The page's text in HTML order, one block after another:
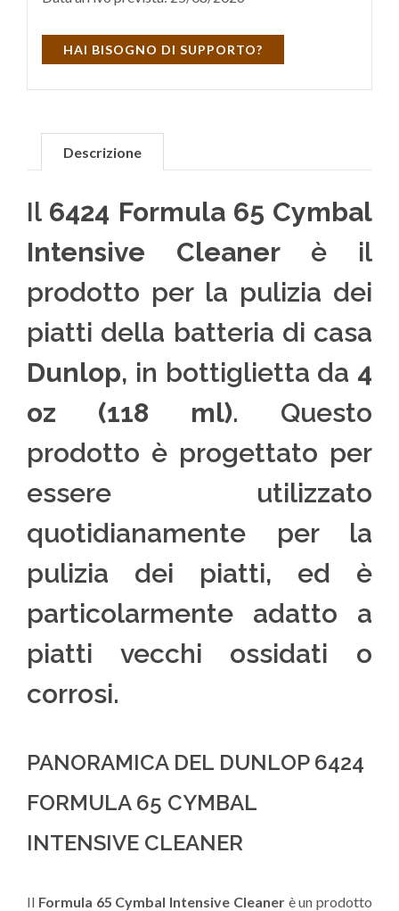
HAI BISOGNO DI SUPPORTO?
Descrizione
Il 6424 Formula 65 Cymbal
Intensive Cleanerè il
prodotto per la pulizia dei
piatti della batteria di casa
Dunlop, in bottiglietta da 4
oz (118 ml). Questo
prodotto è progettato per
essere utilizzato
quotidianamente per la
pulizia dei piatti, ed è
particolarmente adatto a
piatti vecchi ossidati o
corrosi.
PANORAMICA DEL DUNLOP 6424
FORMULA 65 CYMBAL
INTENSIVE CLEANER
Il Formula 65 Cymbal Intensive Cleanerè un prodotto